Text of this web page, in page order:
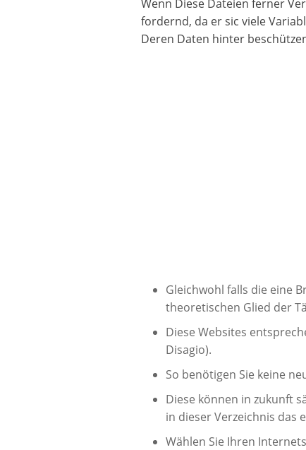
Wenn Diese Dateien ferner
fordernd, da er sic viele
Deren Daten hinter
Gleichwohl falls die eine
theoretischen Glied der
Diese Websites
Disagio).
So benötigen Sie keine
Diese können in zukunft
in dieser Verzeichnis das
Wählen Sie Ihren